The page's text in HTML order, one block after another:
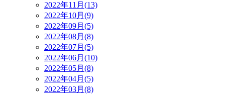
2022年11月(13)
2022年10月(9)
2022年09月(5)
2022年08月(8)
2022年07月(5)
2022年06月(10)
2022年05月(8)
2022年04月(5)
2022年03月(8)